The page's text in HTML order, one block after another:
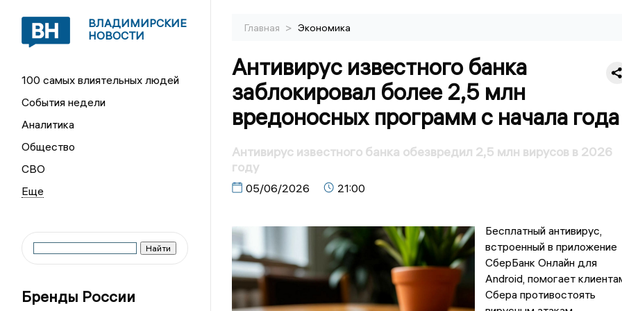
ВЛАДИМИРСКИЕ
НОВОСТИ
100 самых влиятельных людей
События недели
Аналитика
Общество
СВО
Бренды России
Главная > Экономика
Антивирус известного банка
заблокировал более 2,5 млн
вредоносных программ с начала года
Антивирус известного банка обезвредил 2,5 млн вирусов в 2026
году
05/06/2026 21:00
Бесплатный антивирус,
встроенный в приложение
СберБанк Онлайн для
Android, помогает
Сбера противостоять